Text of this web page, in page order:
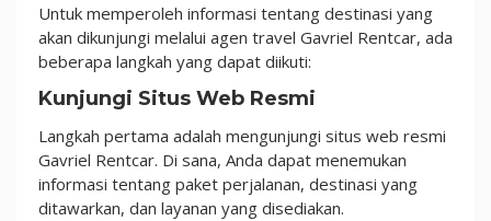
Untuk memperoleh informasi tentang destinasi yang
akan dikunjungi melalui agen travel Gavriel Rentcar, ada
beberapa langkah yang dapat diikuti:
Kunjungi Situs Web Resmi
Langkah pertama adalah mengunjungi situs web resmi
Gavriel Rentcar. Di sana, Anda dapat menemukan
informasi tentang paket perjalanan, destinasi yang
ditawarkan, dan layanan yang disediakan.